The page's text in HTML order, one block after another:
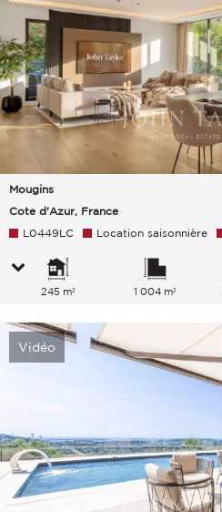
Mougins
Cote d'Azur, France
L0449LC Location saisonnière
245 m² 1 004 m²
Vidéo